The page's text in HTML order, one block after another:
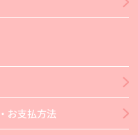
お支払方法